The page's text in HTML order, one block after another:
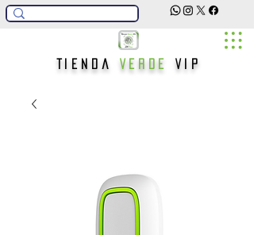
TiendaVerde Vip